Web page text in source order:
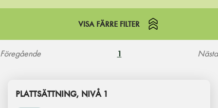
VISA FÄRRE FILTER
Föregående 1 Nästa
PLATTSÄTTNING, NIVÅ 1